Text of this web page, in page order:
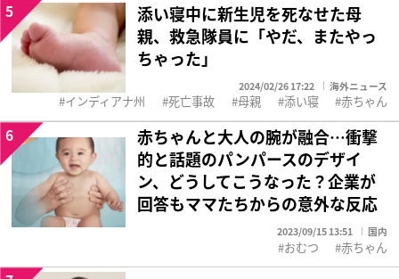
添い寝中に新生児を死なせた母
親、救急隊員に「やだ、またやっ
ちゃった」
2024/02/26 17:22 海外ニュース
5
インディアナ州 死亡事故 母親 添い寝 赤ちゃん
赤ちゃんと大人の腕が融合…衝撃
的と話題のパンパースのデザイ
ン、どうしてこうなった？企業が
回答もママたちからの意外な反応
2023/09/15 13:51 国内
6
おむつ 赤ちゃん